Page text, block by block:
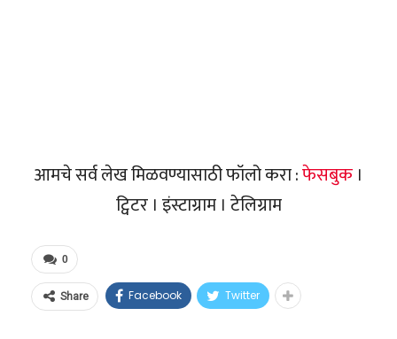
आमचे सर्व लेख मिळवण्यासाठी फॉलो करा :फेसबुक ।
ट्विटर । इंस्टाग्राम । टेलिग्राम
0
Share Facebook Twitter